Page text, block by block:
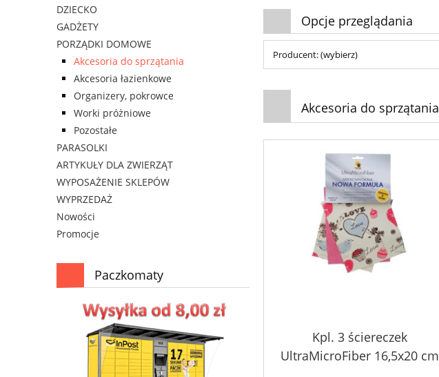
DZIECKO
GADŻETY
PORZĄDKI DOMOWE
Akcesoria do sprzątania
Akcesoria łazienkowe
Organizery, pokrowce
Worki próżniowe
Pozostałe
PARASOLKI
ARTYKUŁY DLA ZWIERZĄT
WYPOSAŻENIE SKLEPÓW
WYPRZEDAŻ
Nowości
Promocje
Paczkomaty
Opcje przeglądania
Producent: (wybierz)
Akcesoria do sprzątania
Kpl. 3 ściereczek
UltraMicroFiber 16,5x20 cm